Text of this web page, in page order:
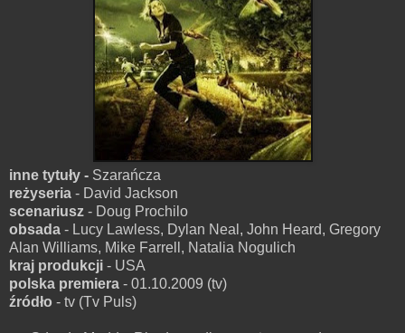
inne tytuły - Szarańcza
reżyseria - David Jackson
scenariusz - Doug Prochilo
obsada - Lucy Lawless, Dylan Neal, John Heard, Gregory
Alan Williams, Mike Farrell, Natalia Nogulich
kraj produkcji - USA
polska premiera - 01.10.2009 (tv)
źródło - tv (Tv Puls)